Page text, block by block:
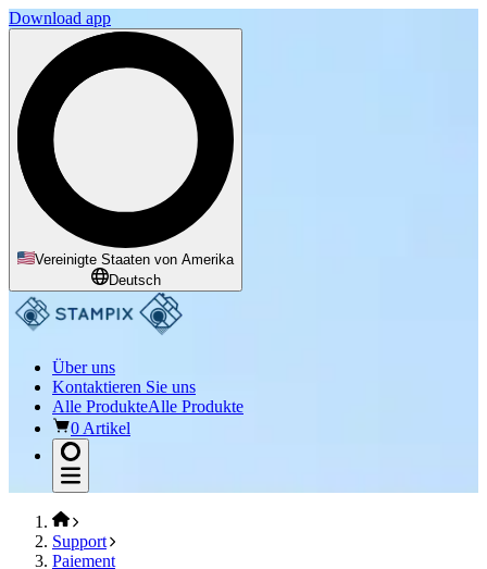
Download app
Vereinigte Staaten von Amerika
Deutsch
Über uns
Kontaktieren Sie uns
Alle ProdukteAlle Produkte
0 Artikel
Support
Paiement